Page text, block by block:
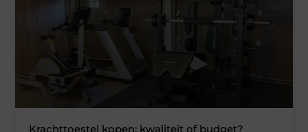
Krachttoestel kopen: kwaliteit of budget?